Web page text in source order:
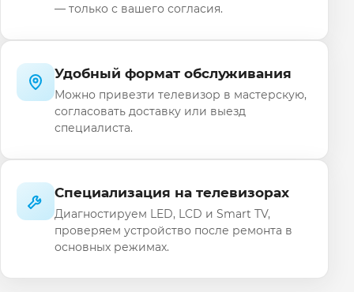
— только с вашего согласия.
Удобный формат обслуживания
Можно привезти телевизор в мастерскую,
согласовать доставку или выезд
специалиста.
Специализация на телевизорах
Диагностируем LED, LCD и Smart TV,
проверяем устройство после ремонта в
основных режимах.